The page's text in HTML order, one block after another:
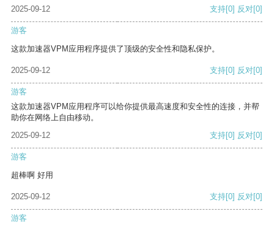
2025-09-12 支持[0] 反对[0]
游客
这款加速器VPM应用程序提供了顶级的安全性和隐私保护。
2025-09-12 支持[0] 反对[0]
游客
这款加速器VPM应用程序可以给你提供最高速度和安全性的连接，并帮
助你在网络上自由移动。
2025-09-12
支持[0] 反对[0]
游客
超棒啊 好用
2025-09-12 支持[0] 反对[0]
游客